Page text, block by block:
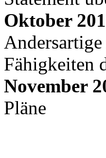
Oktober
Fähigkeiten
November
Pläne